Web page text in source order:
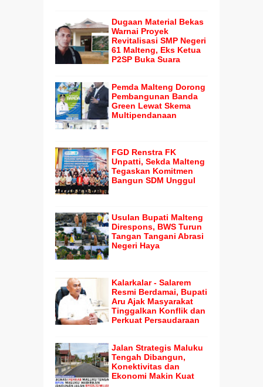
Dugaan Material Bekas
Warnai Proyek
Revitalisasi SMP Negeri
61 Malteng, Eks Ketua
P2SP Buka Suara
Pemda Malteng Dorong
Pembangunan Banda
Green Lewat Skema
Multipendanaan
FGD Renstra FK
Unpatti, Sekda Malteng
Tegaskan Komitmen
Bangun SDM Unggul
Usulan Bupati Malteng
Direspons, BWS Turun
Tangan Tangani Abrasi
Negeri Haya
Kalarkalar - Salarem
Resmi Berdamai, Bupati
Aru Ajak Masyarakat
Tinggalkan Konflik dan
Perkuat Persaudaraan
Jalan Strategis Maluku
Tengah Dibangun,
Konektivitas dan
Ekonomi Makin Kuat